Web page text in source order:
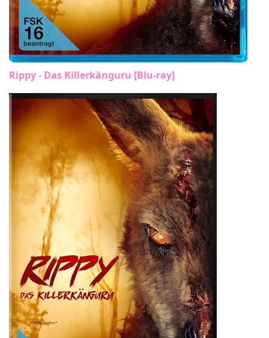
Rippy - Das Killerkänguru [Blu-ray]